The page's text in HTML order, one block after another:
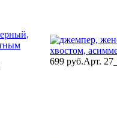
699 руб.Арт.